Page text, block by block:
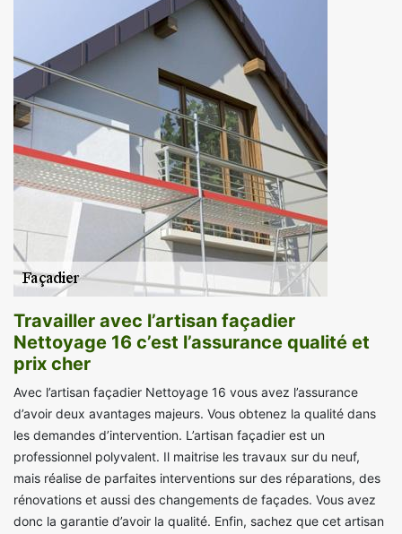
Travailler avec l’artisan façadier
Nettoyage 16 c’est l’assurance qualité et
prix cher
Avec l’artisan façadier Nettoyage 16 vous avez l’assurance
d’avoir deux avantages majeurs. Vous obtenez la qualité dans
les demandes d’intervention. L’artisan façadier est un
professionnel polyvalent. Il maitrise les travaux sur du neuf,
mais réalise de parfaites interventions sur des réparations, des
rénovations et aussi des changements de façades. Vous avez
donc la garantie d’avoir la qualité. Enfin, sachez que cet artisan